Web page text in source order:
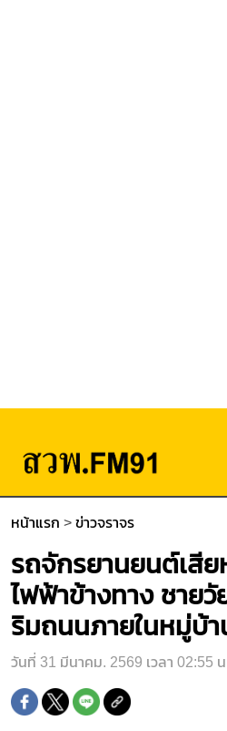
หน้าแรก > ข่าวจราจร
รถจักรยานยนต์เสีย
ไฟฟ้าข้างทาง ชาย
ริมถนนภายในหมู่บ้
วันที่ 31 มีนาคม. 2569 เวลา 02:55